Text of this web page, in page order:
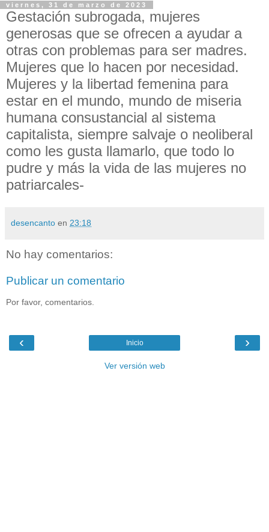
viernes, 31 de marzo de 2023
Gestación subrogada, mujeres
generosas que se ofrecen a ayudar a
otras con problemas para ser madres.
Mujeres que lo hacen por necesidad.
Mujeres y la libertad femenina para
estar en el mundo, mundo de miseria
humana consustancial al sistema
capitalista, siempre salvaje o neoliberal
como les gusta llamarlo, que todo lo
pudre y más la vida de las mujeres no
patriarcales-
desencanto en 23:18
No hay comentarios:
Publicar un comentario
Por favor, comentarios.
‹ ›
Inicio
Ver versión web